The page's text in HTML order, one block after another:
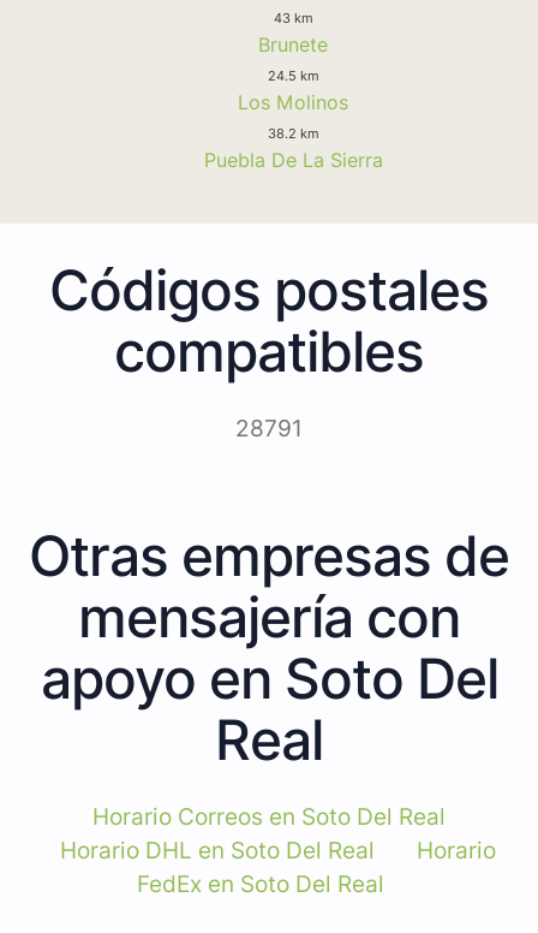
43 km
Brunete
24.5 km
Los Molinos
38.2 km
Puebla De La Sierra
Códigos postales
compatibles
28791
Otras empresas de
mensajería con
apoyo en Soto Del
Real
Horario Correos en Soto Del Real
Horario DHL en Soto Del Real
Horario
FedEx en Soto Del Real